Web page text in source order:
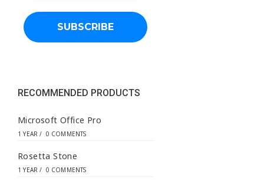
a
d
s
RECOMMENDED PRODUCTS
Microsoft Office Pro
1 YEAR / 0 COMMENTS
Rosetta Stone
1 YEAR / 0 COMMENTS